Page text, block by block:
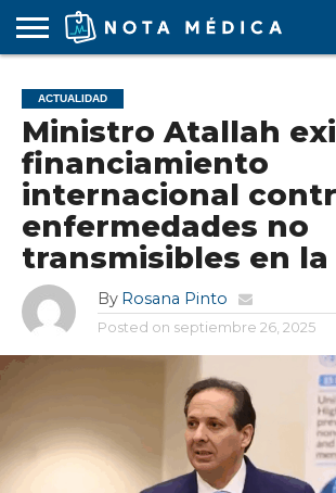
MÉDICA
ARS
ARTÍCULO
ACTUALIDAD
COLEGIO
MÉDICO
COVID-
19
EDUCACIÓN
MÉDICA
ESTUDIANTES
FARMACÉUTICAS
GUBERNAMENTAL
HOSPITALES
Y CLÍNICAS
MARKETING
MÉDICO
RESIDENTES
SALUD
LABORAL
SOCIEDADES
MÉDICAS
TURISMO
MÉDICO
VÍDEOS
ACTUALIDAD
Ministro Atallah
financiamiento
internacional
enfermedades no
transmisibles en la
By Rosana Pinto
Posted on septiembre 26, 2025